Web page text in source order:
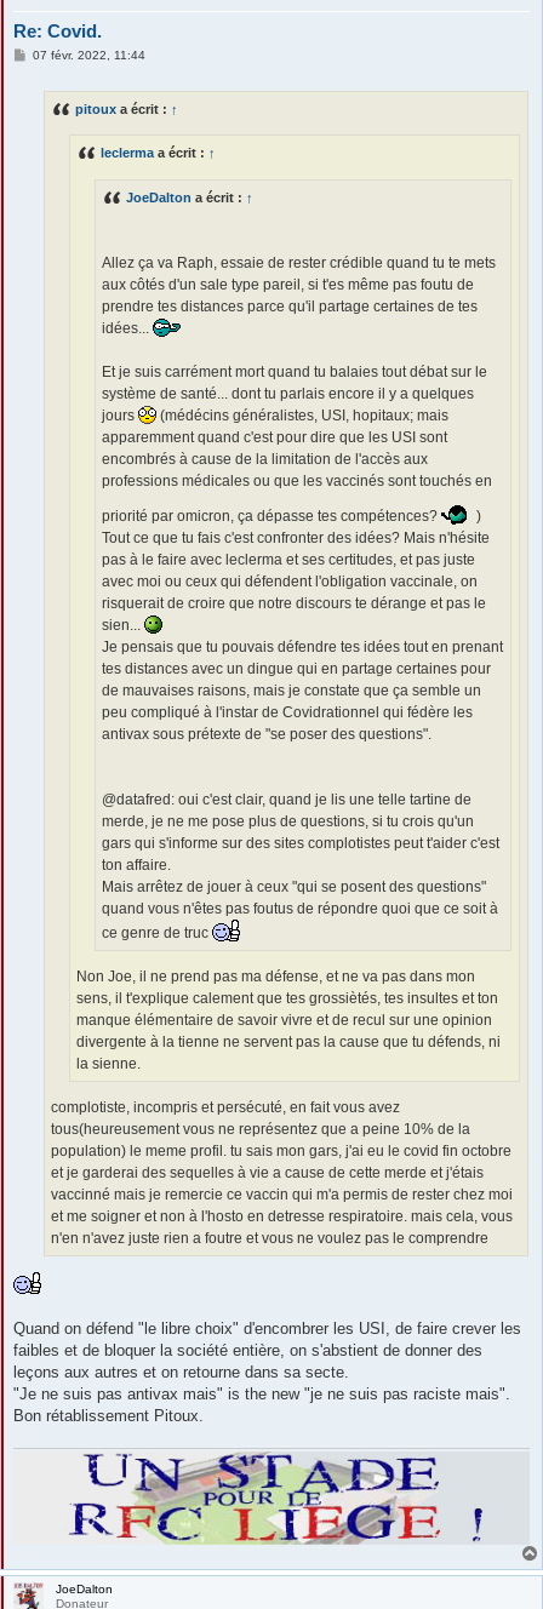
Re: Covid.
M07 févr. 2022, 11:44
pitoux a écrit : ↑
leclerma a écrit : ↑
JoeDalton a écrit : ↑
Allez ça va Raph, essaie de rester crédible quand tu te mets
aux côtés d'un sale type pareil, si t'es même pas foutu de
prendre tes distances parce qu'il partage certaines de tes
idées...
Et je suis carrément mort quand tu balaies tout débat sur le
système de santé... dont tu parlais encore il y a quelques
jours
(médécins généralistes, USI, hopitaux; mais
apparemment quand c'est pour dire que les USI sont
encombrés à cause de la limitation de l'accès aux
professions médicales ou que les vaccinés sont touchés en
priorité par omicron, ça dépasse tes compétences?
)
Tout ce que tu fais c'est confronter des idées? Mais n'hésite
pas à le faire avec leclerma et ses certitudes, et pas juste
avec moi ou ceux qui défendent l'obligation vaccinale, on
risquerait de croire que notre discours te dérange et pas le
sien...
Je pensais que tu pouvais défendre tes idées tout en prenant
tes distances avec un dingue qui en partage certaines pour
de mauvaises raisons, mais je constate que ça semble un
peu compliqué à l'instar de Covidrationnel qui fédère les
antivax sous prétexte de "se poser des questions".
@datafred: oui c'est clair, quand je lis une telle tartine de
merde, je ne me pose plus de questions, si tu crois qu'un
gars qui s'informe sur des sites complotistes peut t'aider c'est
ton affaire.
Mais arrêtez de jouer à ceux "qui se posent des questions"
quand vous n'êtes pas foutus de répondre quoi que ce soit à
ce genre de truc
Non Joe, il ne prend pas ma défense, et ne va pas dans mon
sens, il t'explique calement que tes grossiètés, tes insultes et ton
manque élémentaire de savoir vivre et de recul sur une opinion
divergente à la tienne ne servent pas la cause que tu défends, ni
la sienne.
complotiste, incompris et persécuté, en fait vous avez
tous(heureusement vous ne représentez que a peine 10% de la
population) le meme profil. tu sais mon gars, j'ai eu le covid fin octobre
et je garderai des sequelles à vie a cause de cette merde et j'étais
vaccinné mais je remercie ce vaccin qui m'a permis de rester chez moi
et me soigner et non à l'hosto en detresse respiratoire. mais cela, vous
n'en n'avez juste rien a foutre et vous ne voulez pas le comprendre
Quand on défend "le libre choix" d'encombrer les USI, de faire crever les
faibles et de bloquer la société entière, on s'abstient de donner des
leçons aux autres et on retourne dans sa secte.
"Je ne suis pas antivax mais" is the new "je ne suis pas raciste mais".
Bon rétablissement Pitoux.
JoeDalton
Donateur